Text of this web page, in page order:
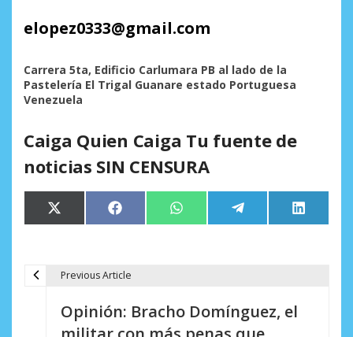
elopez0333@gmail.com
Carrera 5ta, Edificio Carlumara PB al lado de la
Pastelería El Trigal Guanare estado Portuguesa
Venezuela
Caiga Quien Caiga Tu fuente de
noticias SIN CENSURA
Compartir
en
X
(Twitter)
Compartir
en
Facebook Compartir
en
WhatsApp Compartir
en
Telegram
en
LinkedIn
Previous Article
Opinión: Bracho Domínguez, el